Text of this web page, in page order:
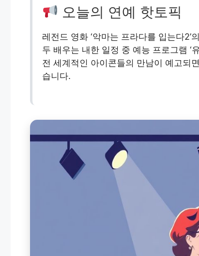
오늘의 연예 핫토픽
레전드 영화 ‘악마는 프라다를 입는다
두 배우는 내한 일정 중 예능 프로그램 ‘
전 세계적인 아이콘들의 만남이 예고되
습니다.